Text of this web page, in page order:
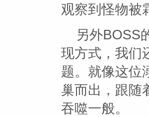
观察到怪物被
另外BOSS
现方式，我们
题。就像这位
巢而出，跟随
吞噬一般。